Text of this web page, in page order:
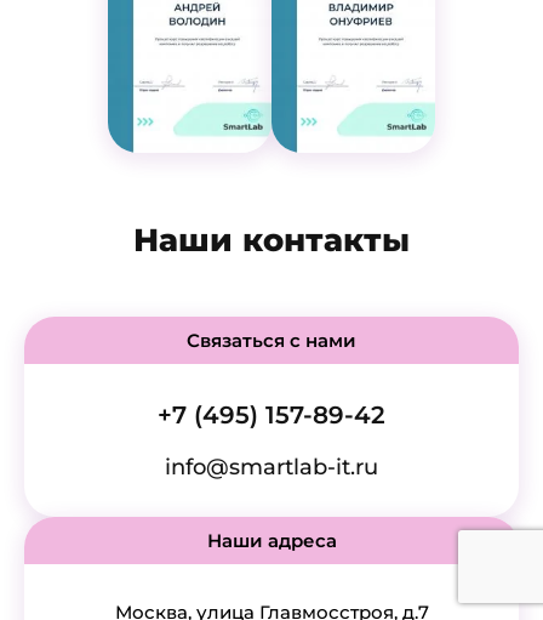
Наши контакты
Связаться с нами
+7 (495) 157-89-42
info@smartlab-it.ru
Наши адреса
Москва, улица Главмосстроя, д.7